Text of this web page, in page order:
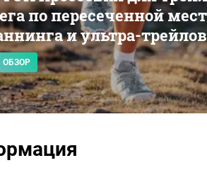
по пересеченной
и ультра-
ОБЗОР